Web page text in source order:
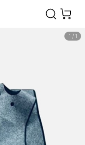
1 / 1